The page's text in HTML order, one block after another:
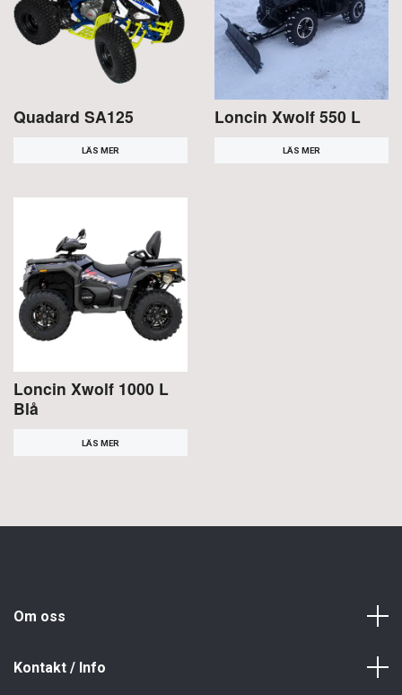
Quadard SA125
LÄS MER
Loncin Xwolf 550 L
LÄS MER
Loncin Xwolf 1000 L
Blå
LÄS MER
Om oss
Kontakt / Info